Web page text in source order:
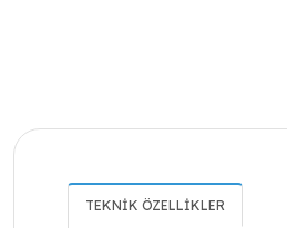
TEKNİK ÖZELLİKLER